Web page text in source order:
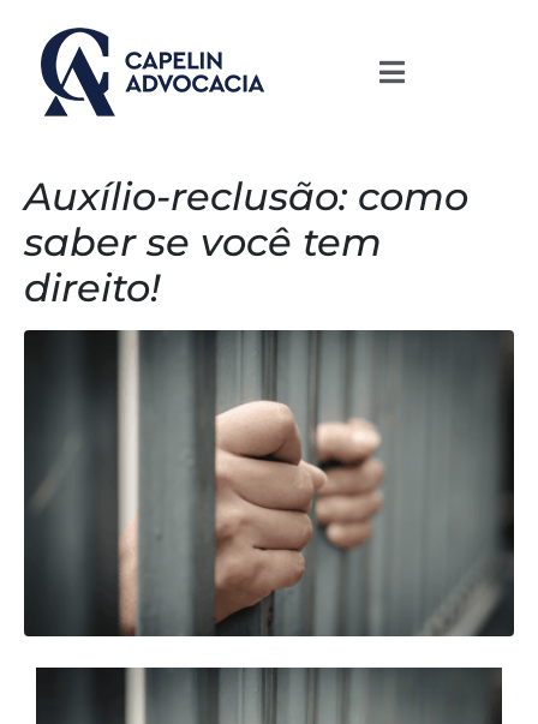
Auxílio-reclusão: como
saber se você tem
direito!